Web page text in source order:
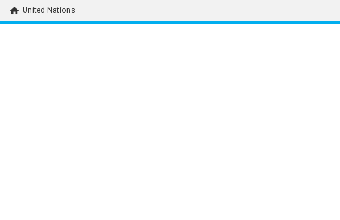
home United Nations